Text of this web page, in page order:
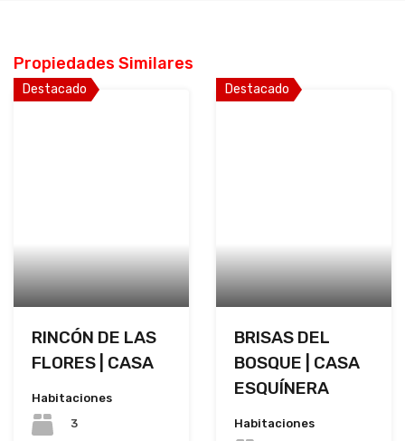
Propiedades Similares
Destacado
RINCÓN DE LAS
FLORES | CASA
Habitaciones
3
Destacado
BRISAS DEL
BOSQUE | CASA
ESQUÍNERA
Habitaciones